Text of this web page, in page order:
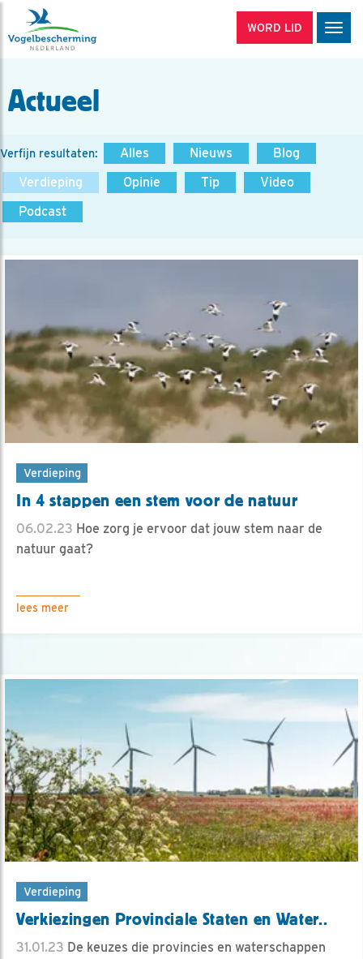
WORD LID
Actueel
Verfijn resultaten: Alles Nieuws
Blog
Verdieping
Opinie Tip
Video
Podcast
Verdieping
In 4 stappen een stem voor de natuur
06.02.23 Hoe zorg je ervoor dat jouw stem naar de
natuur gaat?
lees meer
Verdieping
Verkiezingen Provinciale Staten en Water..
31.01.23 De keuzes die provincies en waterschappen